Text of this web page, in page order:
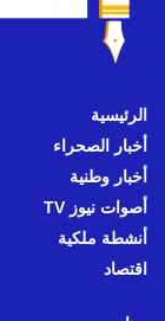
الرئيسية
أخبار الصحراء
أخبار وطنية
أصوات نيوز TV
أنشطة ملكية
اقتصاد